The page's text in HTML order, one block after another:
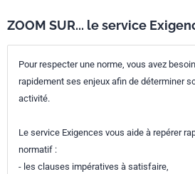
Numéro de tirage 1 - août 2000
internationale
Parenté
ZOOM SUR... le service
Pour respecter une norme, vous avez
rapidement ses enjeux afin de déterminer
activité.
Le service Exigences vous aide à repérer
normatif :
- les clauses impératives à satisfaire,